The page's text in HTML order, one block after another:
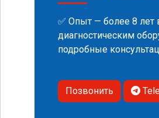
✅ Опыт — более 8 лет
диагностическим
подробные
Позвонить